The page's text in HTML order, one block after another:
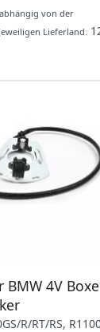
von der
Lieferland.
BMW 4V
R/RT/RS,